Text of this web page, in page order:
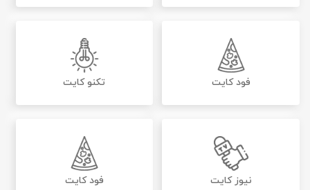
فود کایت تکنو کایت
نیوز کایت فود کایت